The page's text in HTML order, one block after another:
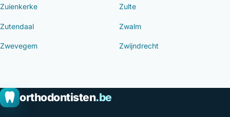
Zuienkerke Zulte
Zutendaal Zwalm
Zwevegem Zwijndrecht
orthodontisten.be